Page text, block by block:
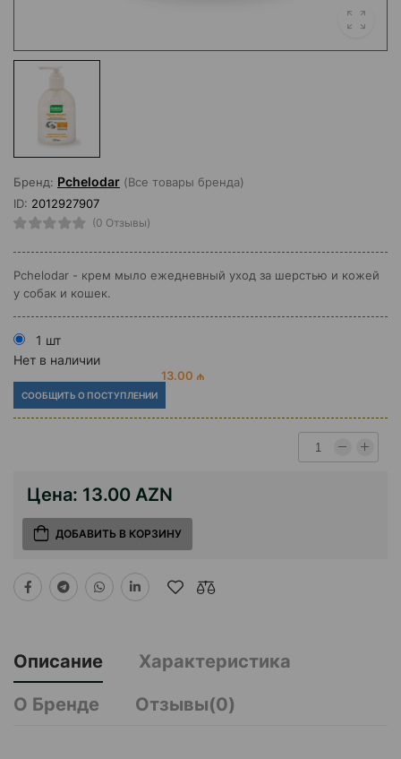
Бренд: Pchelodar (Все товары бренда)
ID: 2012927907
(0 Отзывы)
Pchelodar - крем мыло ежедневный уход за шерстью и кожей
у собак и кошек.
1 шт
Нет в наличии
13.00 ₼
СООБЩИТЬ О ПОСТУПЛЕНИИ
Цена: 13.00 AZN
ДОБАВИТЬ В КОРЗИНУ
Описание
Характеристика
О Бренде
Отзывы(0)